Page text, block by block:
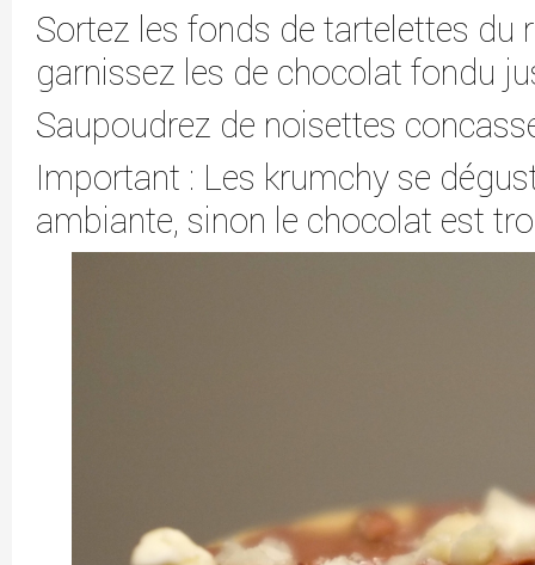
Sortez les fonds de tartelettes du
garnissez les de chocolat fondu
Saupoudrez de noisettes
Important : Les krumchy se
ambiante, sinon le chocolat est